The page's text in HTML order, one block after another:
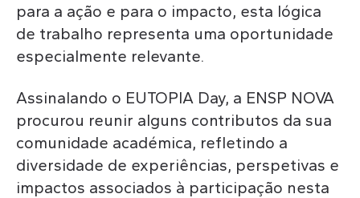
para a ação e para o impacto, esta lógica
de trabalho representa uma oportunidade
especialmente relevante.
Assinalando o EUTOPIA Day, a ENSP NOVA
procurou reunir alguns contributos da sua
comunidade académica, refletindo a
diversidade de experiências, perspetivas e
impactos associados à participação nesta